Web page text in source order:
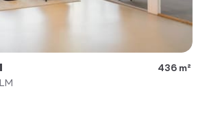
436 m²